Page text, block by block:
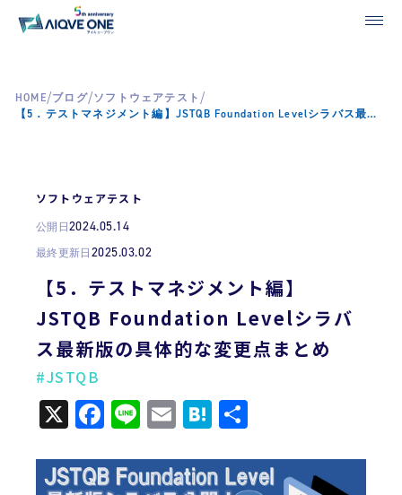
HOME/ブログ/ソフトウェアテスト /
【5．テストマネジメント編】JSTQB Foundation Levelシラバス最新版の具体的な変更点まとめ
ソフトウェアテスト
公開日2024.05.14
最終更新日2025.03.02
【5．テストマネジメント編】
JSTQB Foundation Levelシラバ
ス最新版の具体的な変更点まとめ
#JSTQB
X Facebook
LineEmailHatena